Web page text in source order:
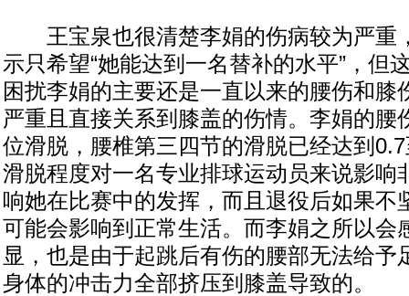
王宝泉也很清楚李娟的伤病较为严重
示只希望“她能达到一名替补的水平”，但
困扰李娟的主要还是一直以来的腰伤和膝
严重且直接关系到膝盖的伤情。李娟的腰
位滑脱，腰椎第三四节的滑脱已经达到
滑脱程度对一名专业排球运动员来说影响
响她在比赛中的发挥，而且退役后如果不
可能会影响到正常生活。而李娟之所以会
显，也是由于起跳后有伤的腰部无法给予
身体的冲击力全部挤压到膝盖导致的。